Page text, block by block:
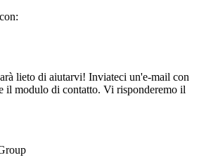
lieto di aiutarvi! Inviateci un'e-mail con
il modulo di contatto. Vi risponderemo il